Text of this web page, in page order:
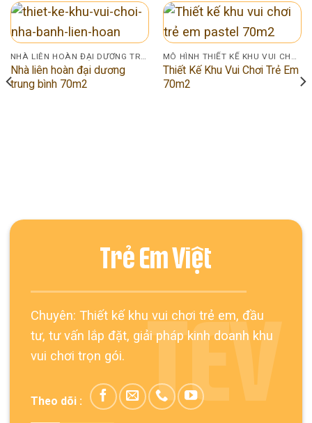
Nhà liên hoàn đại dương
trung bình 70m2
Thiết Kế Khu Vui Chơi Trẻ Em
70m2
Trẻ Em Việt
Chuyên: Thiết kế khu vui chơi trẻ em, đầu
tư, tư vấn lắp đặt, giải pháp kinh doanh khu
vui chơi trọn gói.
Theo dõi : TEV